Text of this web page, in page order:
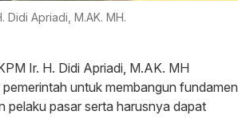
Didi Apriadi, M.AK. MH.
Ir. H. Didi Apriadi, M.AK. MH
untuk membangun fundamen
pelaku pasar serta harusnya dapat